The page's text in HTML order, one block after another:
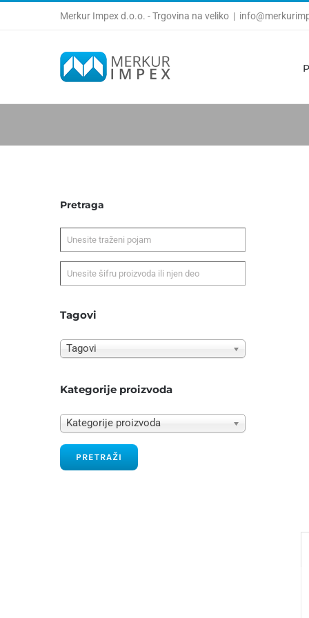
Merkur Impex d.o.o. - Trgovina na veliko |
Pretraga
Tagovi
Tagovi
Kategorije proizvoda
Kategorije proizvoda
PRETRAŽI